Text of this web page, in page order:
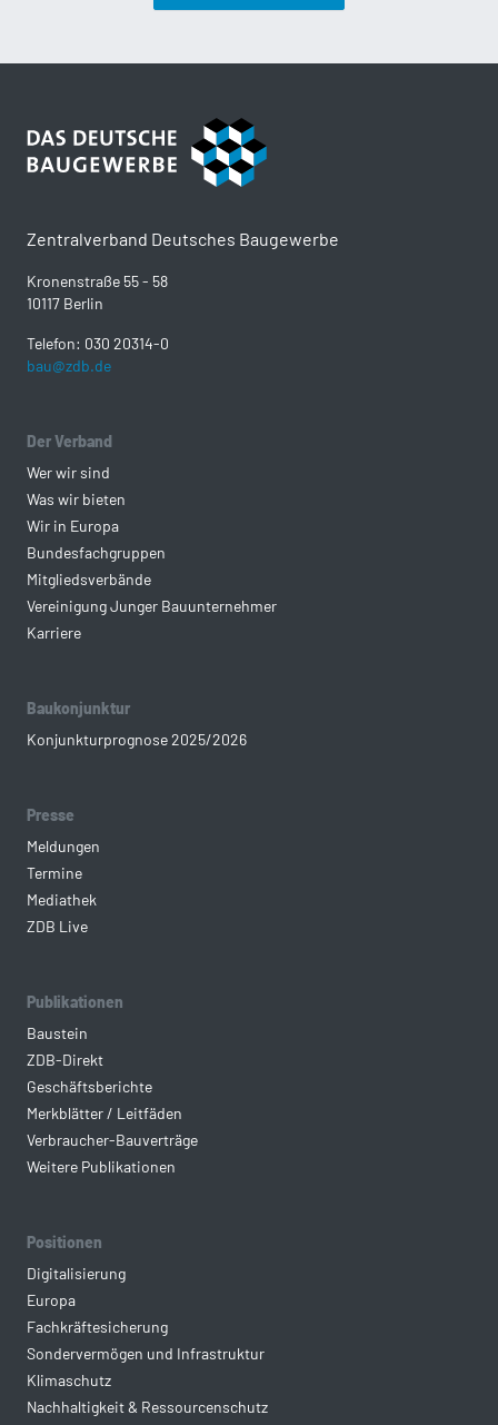
Zentralverband Deutsches Baugewerbe
Kronenstraße 55 - 58
10117 Berlin
Telefon: 030 20314-0
bau@zdb.de
Der Verband
Wer wir sind
Was wir bieten
Wir in Europa
Bundesfachgruppen
Mitgliedsverbände
Vereinigung Junger Bauunternehmer
Karriere
Baukonjunktur
Konjunkturprognose 2025/2026
Presse
Meldungen
Termine
Mediathek
ZDB Live
Publikationen
Baustein
ZDB-Direkt
Geschäftsberichte
Merkblätter / Leitfäden
Verbraucher-Bauverträge
Weitere Publikationen
Positionen
Digitalisierung
Europa
Fachkräftesicherung
Sondervermögen und Infrastruktur
Klimaschutz
Nachhaltigkeit & Ressourcenschutz